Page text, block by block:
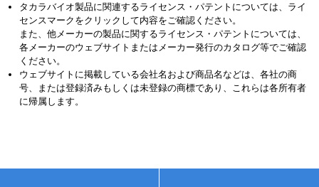
タカラバイオ製品に関連するライセンス・パテントについては、ライ
センスマークをクリックして内容をご確認ください。
また、他メーカーの製品に関するライセンス・パテントについては、
各メーカーのウェブサイトまたはメーカー発行のカタログ等でご確認
ください。
ウェブサイトに掲載している会社名および商品名などは、各社の商
号、または登録済みもしくは未登録の商標であり、これらは各所有者
に帰属します。